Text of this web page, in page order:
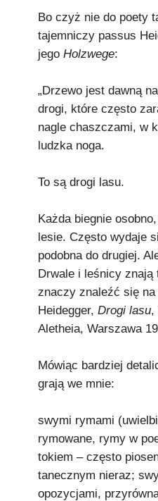
Bo czyż nie do poety
tajemniczy passus
jego Holzwege:
„Drzewo jest dawną
drogi, które często
nagle chaszczami, w
ludzka noga.
To są drogi lasu.
Każda biegnie
lesie. Często wydaje
podobna do drugiej.
Drwale i leśnicy znają
znaczy znaleźć się
Heidegger, Drogi lasu,
Aletheia, Warszawa
Mówiąc bardziej
grają we mnie:
swymi rymami
rymowane, rymy w
tokiem – często
tanecznym nieraz;
opozycjami,